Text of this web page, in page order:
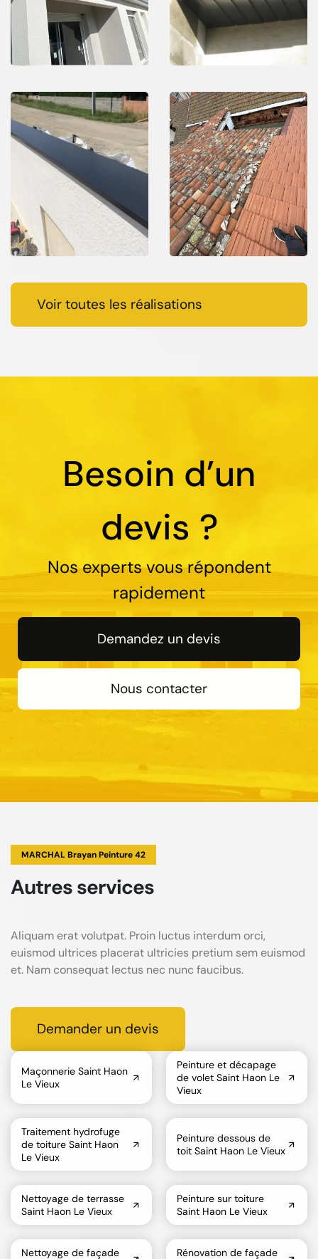
Voir toutes les réalisations
Besoin d’un
devis ?
Nos experts vous répondent
rapidement
Demandez un devis
Nous contacter
MARCHAL Brayan Peinture 42
Autres services
Aliquam erat volutpat. Proin luctus interdum orci,
euismod ultrices placerat ultricies pretium sem euismod
et. Nam consequat lectus nec nunc faucibus.
Demander un devis
Maçonnerie Saint Haon
Le Vieux
Peinture et décapage
de volet Saint Haon Le
Vieux
Traitement hydrofuge
de toiture Saint Haon
Le Vieux
Peinture dessous de
toit Saint Haon Le Vieux
Nettoyage de terrasse
Saint Haon Le Vieux
Peinture sur toiture
Saint Haon Le Vieux
Nettoyage de façade Rénovation de façade